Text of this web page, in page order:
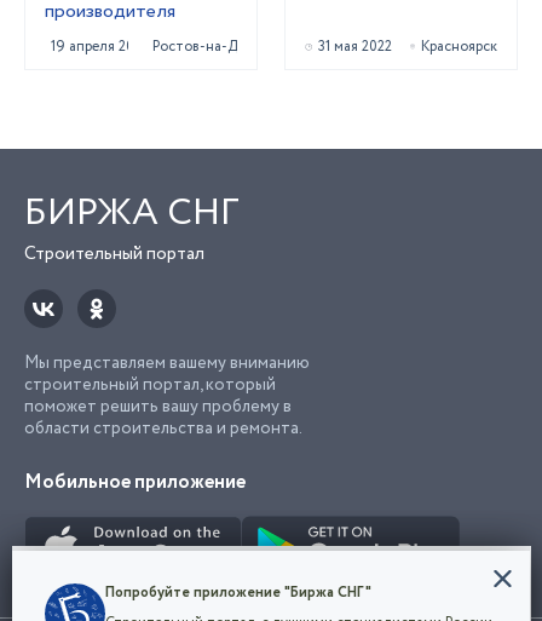
производителя
19 апреля 2022 Ростов-на-Дону 31 мая 2022 Красноярск
БИРЖА СНГ
Строительный портал
Мы представляем вашему вниманию
строительный портал, который
поможет решить вашу проблему в
области строительства и ремонта.
Мобильное приложение
Конфиденциальность
Попробуйте приложение "Биржа СНГ"